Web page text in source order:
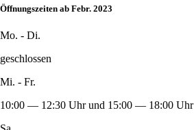
Öffnungszeiten ab Febr. 2023
Mo. - Di.
geschlossen
Mi. - Fr.
10:00 — 12:30 Uhr und 15:00 — 18:00 Uhr